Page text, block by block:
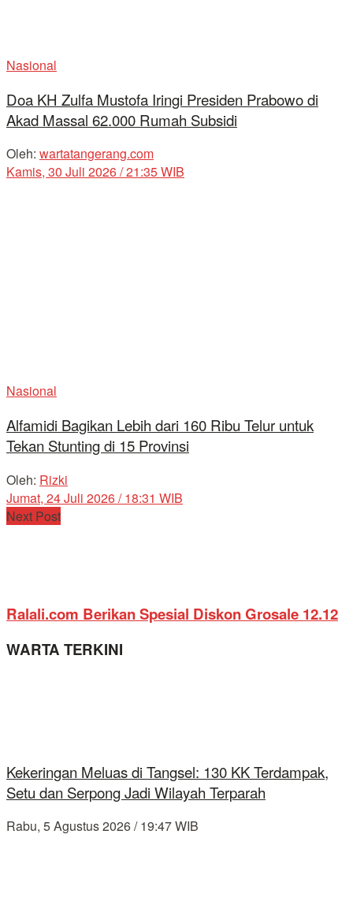
Nasional
Doa KH Zulfa Mustofa Iringi Presiden Prabowo di
Akad Massal 62.000 Rumah Subsidi
Oleh: wartatangerang.com
Kamis, 30 Juli 2026 / 21:35 WIB
Nasional
Alfamidi Bagikan Lebih dari 160 Ribu Telur untuk
Tekan Stunting di 15 Provinsi
Oleh: Rizki
Jumat, 24 Juli 2026 / 18:31 WIB
Next Post
Ralali.com Berikan Spesial Diskon Grosale 12.12
WARTA TERKINI
Kekeringan Meluas di Tangsel: 130 KK Terdampak,
Setu dan Serpong Jadi Wilayah Terparah
Rabu, 5 Agustus 2026 / 19:47 WIB